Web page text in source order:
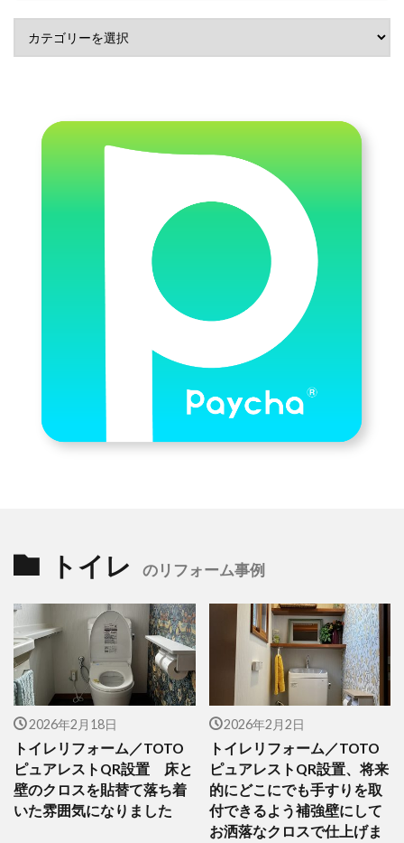
トイレ のリフォーム事例
2026年2月18日
トイレリフォーム／TOTO
ピュアレストQR設置 床と
壁のクロスを貼替て落ち着
いた雰囲気になりました
2026年2月2日
トイレリフォーム／TOTO
ピュアレストQR設置、将来
的にどこにでも手すりを取
付できるよう補強壁にして
お洒落なクロスで仕上げま